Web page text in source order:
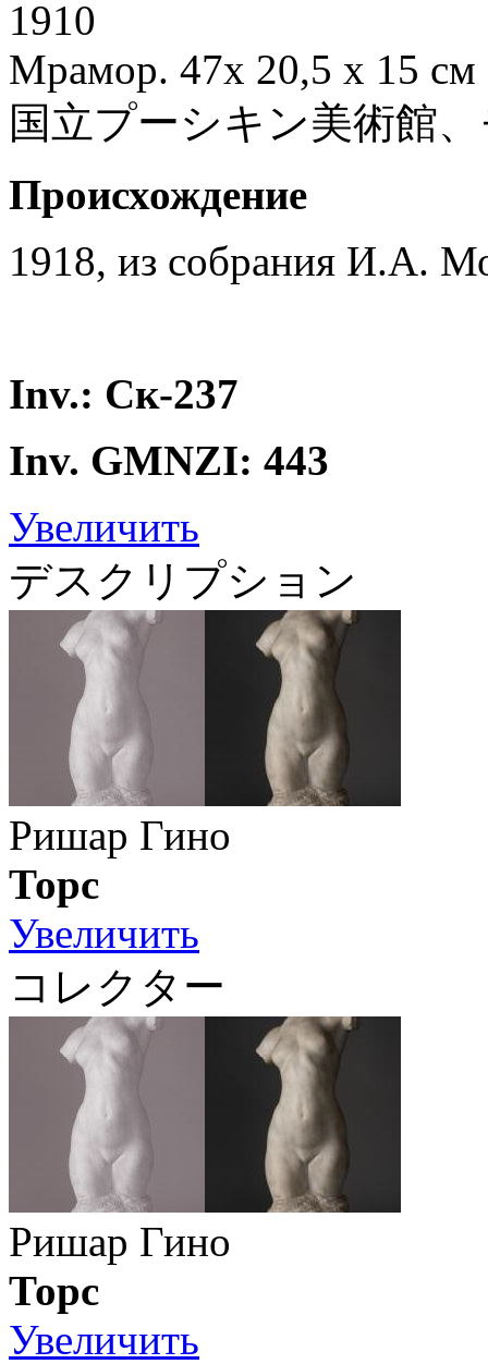
1910
Мрамор. 47х 20,5 х 15 см
国立プーシキン美術館
Происхождение
1918, из собрания И.А.
Inv.: Ск-237
Inv. GMNZI: 443
Увеличить
デスクリプション
Ришар Гино
Торс
Увеличить
コレクター
Ришар Гино
Торс
Увеличить